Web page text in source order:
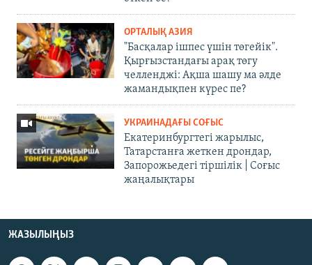
ОРТАЛЫҚ АЗИЯ
"Басқалар ішпес үшін төгейік".
Қырғызстандағы арақ төгу
челленджі: Ақша шашу ма әлде
жамандықпен күрес пе?
УКРАИНАДАҒЫ СОҒЫС
Екатеринбургтегі жарылыс,
Татарстанға жеткен дрондар,
Запорожьедегі тіршілік | Cоғыс
жаңалықтары
ЖАЗЫЛЫҢЫЗ